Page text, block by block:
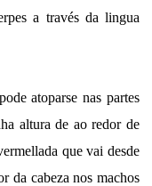
a través da lingua
atoparse nas partes
altura de ao redor de
que vai desde
da cabeza nos machos